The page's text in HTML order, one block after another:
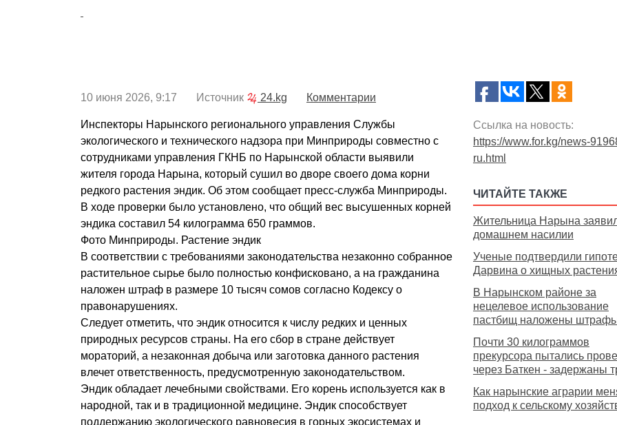
10 июня 2026, 9:17 Источник 24.kg Комментарии
Инспекторы Нарынского регионального управления Службы
экологического и технического надзора при Минприроды совместно с
сотрудниками управления ГКНБ по Нарынской области выявили
жителя города Нарына, который сушил во дворе своего дома корни
редкого растения эндик. Об этом сообщает пресс-служба Минприроды.
В ходе проверки было установлено, что общий вес высушенных корней
эндика составил 54 килограмма 650 граммов.
Фото Минприроды. Растение эндик
В соответствии с требованиями законодательства незаконно собранное
растительное сырье было полностью конфисковано, а на гражданина
наложен штраф в размере 10 тысяч сомов согласно Кодексу о
правонарушениях.
Следует отметить, что эндик относится к числу редких и ценных
природных ресурсов страны. На его сбор в стране действует
мораторий, а незаконная добыча или заготовка данного растения
влечет ответственность, предусмотренную законодательством.
Эндик обладает лечебными свойствами. Его корень используется как в
народной, так и в традиционной медицине. Эндик способствует
поддержанию экологического равновесия в горных экосистемах и
Ссылка на новость:
https://www.for.kg/news-
ru.html
ЧИТАЙТЕ ТАКЖЕ
Жительница Нарына
домашнем насилии
Ученые подтвердили
Дарвина о хищных
В Нарынском районе за
нецелевое использование
пастбищ наложены
Почти 30 килограммов
прекурсора пытались
через Баткен - задержаны
Как нарынские аграрии
подход к сельскому